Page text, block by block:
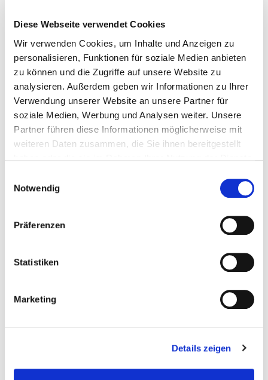
Diese Webseite verwendet Cookies
Wir verwenden Cookies, um Inhalte und Anzeigen zu
personalisieren, Funktionen für soziale Medien anbieten
zu können und die Zugriffe auf unsere Website zu
analysieren. Außerdem geben wir Informationen zu Ihrer
Verwendung unserer Website an unsere Partner für
soziale Medien, Werbung und Analysen weiter. Unsere
Partner führen diese Informationen möglicherweise mit
weiteren Daten zusammen, die Sie ihnen bereitgestellt
Notwendig
Präferenzen
Statistiken
Marketing
Details zeigen
199996 6,0 x 100 mm PZ 2 100 Pieza
4251314720962
200009